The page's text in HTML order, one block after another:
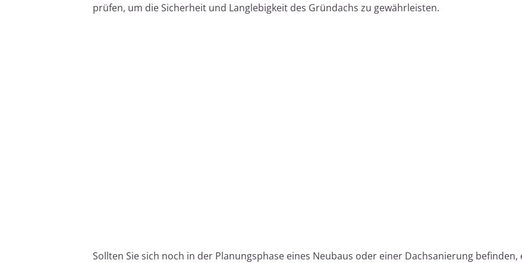
prüfen, um die Sicherheit und Langlebigkeit des Gründachs zu gewährleisten.
Sollten Sie sich noch in der Planungsphase eines Neubaus oder einer Dachsanierung befinden,